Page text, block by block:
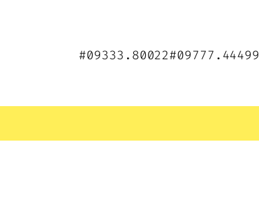
#09333.80022#09777.44499